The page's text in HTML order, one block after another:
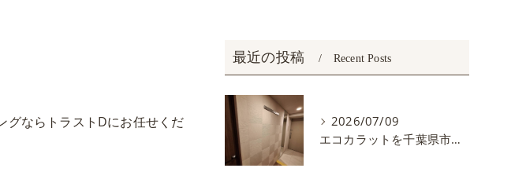
グならトラストDにお任せくだ
最近の投稿 Recent Posts
2026/07/09
エコカラットを千葉県市川市で施工しました。